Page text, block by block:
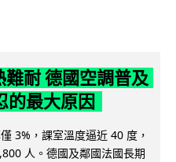
耐 德國空調普及
的最大原因
3%，課室溫度逼近 40 度，
人。德國及鄰國法國長期